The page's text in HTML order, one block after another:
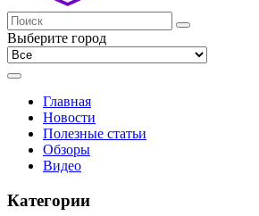
Выберите город
Главная
Новости
Полезные статьи
Обзоры
Видео
Категории